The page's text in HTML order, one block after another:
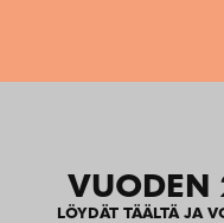
VUODEN
LÖYDÄT TÄÄLTÄ JA